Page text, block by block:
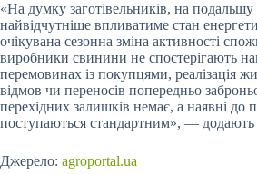
«На думку заготівельників, на
найвідчутніше впливатиме стан
очікувана сезонна зміна активності
виробники свинини не спостерігають
перемовинах із покупцями, реалізація
відмов чи переносів попередньо
перехідних залишків немає, а наявні до
поступаються стандартним», — додають
Джерело: agroportal.ua